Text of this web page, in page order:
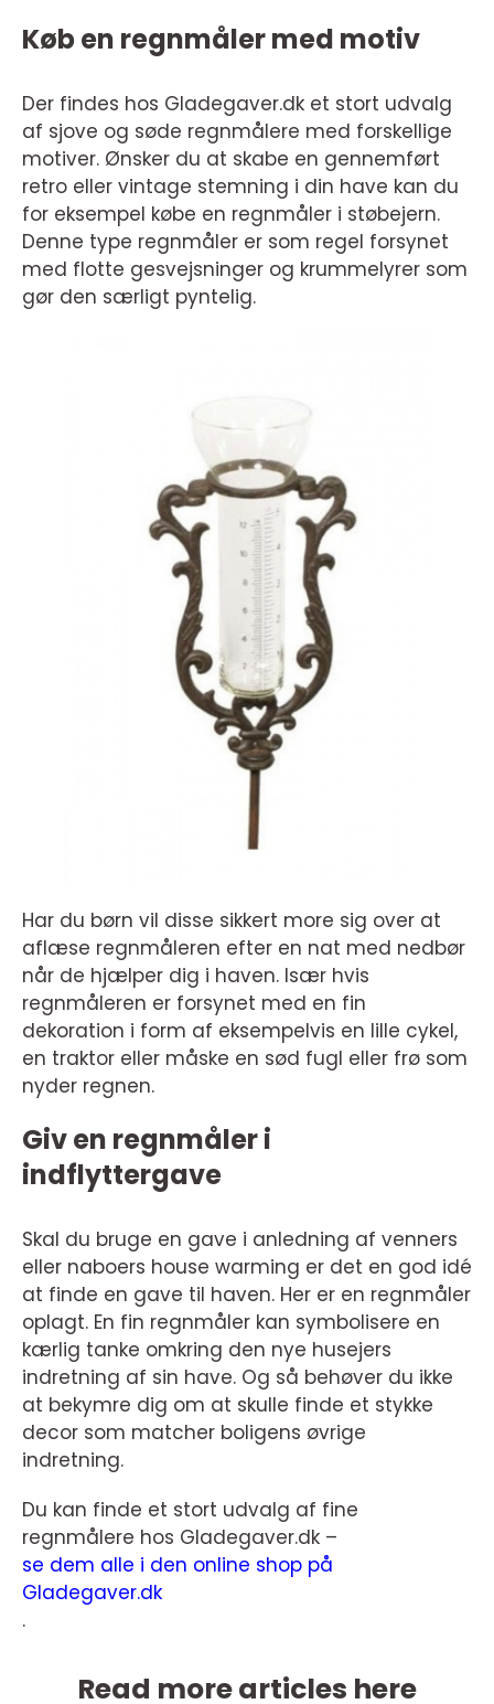
Køb en regnmåler med motiv
Der findes hos Gladegaver.dk et stort udvalg
af sjove og søde regnmålere med forskellige
motiver. Ønsker du at skabe en gennemført
retro eller vintage stemning i din have kan du
for eksempel købe en regnmåler i støbejern.
Denne type regnmåler er som regel forsynet
med flotte gesvejsninger og krummelyrer som
gør den særligt pyntelig.
Har du børn vil disse sikkert more sig over at
aflæse regnmåleren efter en nat med nedbør
når de hjælper dig i haven. Især hvis
regnmåleren er forsynet med en fin
dekoration i form af eksempelvis en lille cykel,
en traktor eller måske en sød fugl eller frø som
nyder regnen.
Giv en regnmåler i
indflyttergave
Skal du bruge en gave i anledning af venners
eller naboers house warming er det en god idé
at finde en gave til haven. Her er en regnmåler
oplagt. En fin regnmåler kan symbolisere en
kærlig tanke omkring den nye husejers
indretning af sin have. Og så behøver du ikke
at bekymre dig om at skulle finde et stykke
decor som matcher boligens øvrige
indretning.
Du kan finde et stort udvalg af fine
regnmålere hos Gladegaver.dk –
se dem alle i den online shop på
Gladegaver.dk
.
Read more articles here